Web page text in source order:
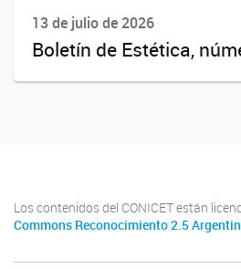
13 de julio de 2026
Boletín de Estética,
Los contenidos del CONICET están
Commons Reconocimiento 2.5